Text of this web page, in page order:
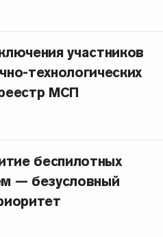
участников
технологических
МСП
беспилотных
— безусловный